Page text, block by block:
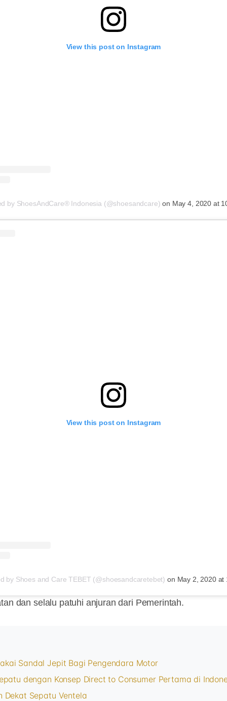
View this post on Instagram
by ShoesAndCare® Indonesia (@shoesandcare) on May 4, 2020 at
View this post on Instagram
by Shoes and Care TEBET (@shoesandcaretebet) on May 2, 2020 at
dan selalu patuhi anjuran dari Pemerintah.
Sandal Jepit Bagi Pengendara Motor
dengan Konsep Direct to Consumer Pertama di
Dekat Sepatu Ventela